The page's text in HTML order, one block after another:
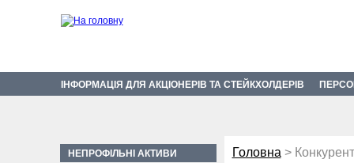
ІНФОРМАЦІЯ ДЛЯ АКЦІОНЕРІВ ТА СТЕЙКХОЛДЕРІВ
НЕПРОФІЛЬНІ АКТИВИ Головна >